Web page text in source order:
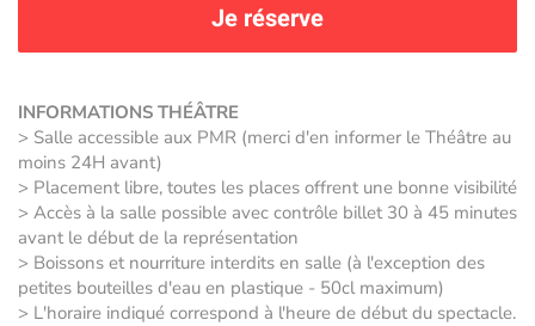
Je réserve
INFORMATIONS THÉÂTRE
> Salle accessible aux PMR (merci d'en informer le Théâtre au
moins 24H avant)
> Placement libre, toutes les places offrent une bonne visibilité
> Accès à la salle possible avec contrôle billet 30 à 45 minutes
avant le début de la représentation
> Boissons et nourriture interdits en salle (à l'exception des
petites bouteilles d'eau en plastique - 50cl maximum)
> L'horaire indiqué correspond à l'heure de début du spectacle.